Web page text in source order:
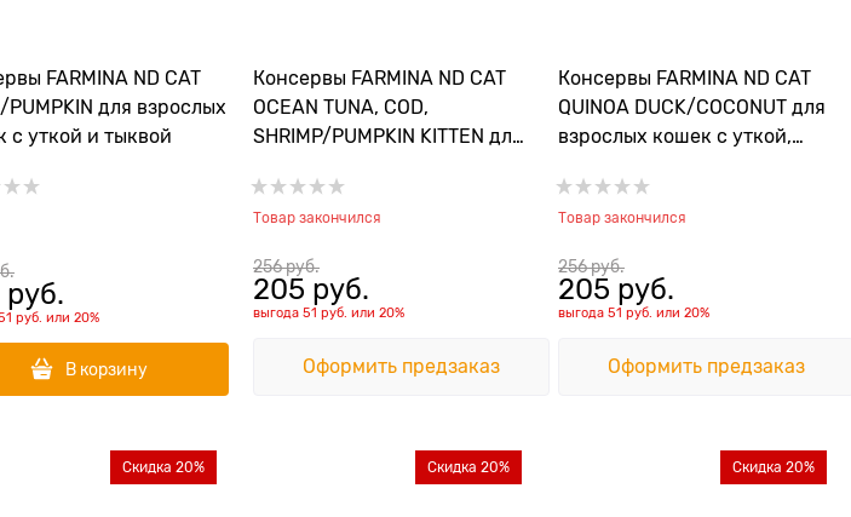
FARMINA ND CAT
PUMPKIN для взрослых
с уткой и тыквой
руб.
руб. или 20%
В корзину
Консервы FARMINA ND CAT
OCEAN TUNA, COD,
SHRIMP/PUMPKIN KITTEN для
креветками и тыквой
Товар закончился
256 руб.
205 руб.
выгода 51 руб. или 20%
Оформить предзаказ
Консервы FARMINA ND CAT
QUINOA DUCK/COCONUT для
взрослых кошек с уткой,
шерсти
Товар закончился
256 руб.
205 руб.
выгода 51 руб. или 20%
Оформить предзаказ
Скидка 20% Скидка 20% Скидка 20%